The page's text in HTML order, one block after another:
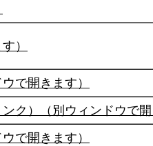
）
で開きます）
ク）（別ウィンドウで開
で開きます）